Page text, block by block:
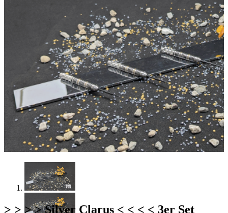
> > > > Silver Clarus < < < < 3er Set